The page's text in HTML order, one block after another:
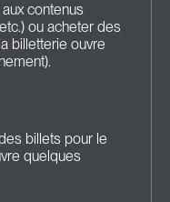
contenus
ou acheter des
billetterie ouvre
billets pour le
quelques